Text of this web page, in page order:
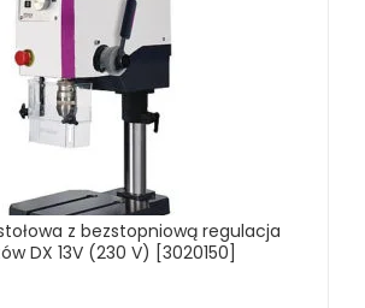
z bezstopniową regulacja
DX 13V (230 V) [3020150]